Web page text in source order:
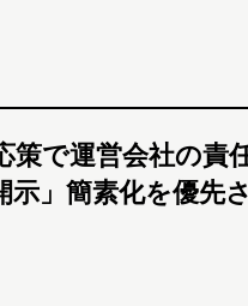
策で運営会社の責
示」簡素化を優先